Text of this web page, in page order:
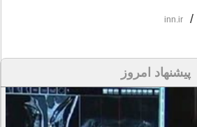
/
inn.ir
پیشنهاد امروز